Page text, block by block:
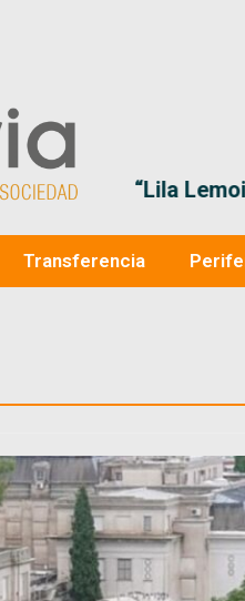
“Lila
Transferencia